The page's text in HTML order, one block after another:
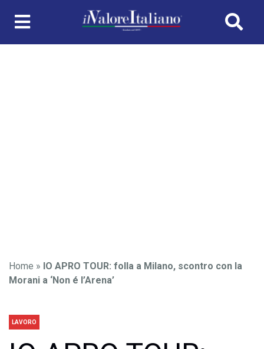
Home » IO APRO TOUR: folla a Milano, scontro con la
Morani a ‘Non é l’Arena’
LAVORO